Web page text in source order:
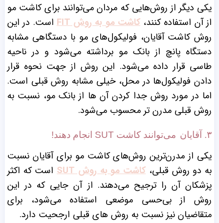
یکی دیگر از روش‌هایی که مردان می‌توانند برای کاشت مو
از آن استفاده کنند،کاشت مو به روش FIT
است. در این
روش کاشت آقایان، فولیکول‌های مو با دستگاهی مشابه
دستگاه پانچ از بانک مو برداشته می‌شود و در ناحیه
طاسی قرار داده می‌شود. این روش از جهت نحوه قرار
دادن فولیکول‌ها در محل، خیلی مشابه روش قبلی است.
اما در مورد روش جدا کردن آن ها از بانک مو، نسبت به
روش قبلی مدرن‌ تر محسوب می‌شود.
۳. آقایان می‌توانند کاشت SUT انجام دهند!
یکی از مدرن‌‌ترین روش‌‌های کاشت مو برای آقایان نسبت
به دو روش قبلی، کاشت مو به روش SUT
است که اکثر
پزشکان آن را ترجیح می‌دهند. از آن جایی که در این
روش از بی‌حسی موضعی استفاده می‌شود، برای
متقاضیان نیز نسبت به روش‌ های قبلی ارجحیت دارد.